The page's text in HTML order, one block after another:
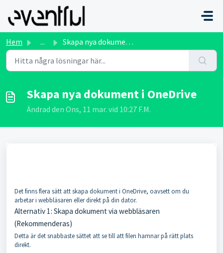
Hoppa över till huvudinnehåll
Hem ... Skapa nya dokument i OneDrive
Skapa nya dokument i OneDrive
Ändrad den Ons, 11 mar. vid 10:27 F.M.
Det finns flera sätt att skapa dokument i OneDrive, oavsett om du
arbetar i webbläsaren eller direkt på din dator.
Alternativ 1: Skapa dokument via webbläsaren
(Rekommenderas)
Detta är det snabbaste sättet att se till att filen hamnar på rätt plats
direkt.